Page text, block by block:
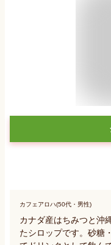
カフェアロハ(50代・男性)
カナダ産はちみつと沖
たシロップです。砂糖